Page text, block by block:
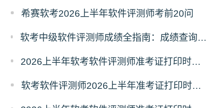
希赛软考2026上半年软件评测师考前20问
软考中级软件评测师成绩全指南：成绩查询时间、入口、流程、合格标准、成绩复查
2026上半年软考软件评测师准考证打印时间5月18日起
软考软件评测师2026上半年准考证打印时间汇总